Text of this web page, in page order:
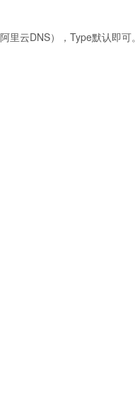
云DNS），Type默认即可。